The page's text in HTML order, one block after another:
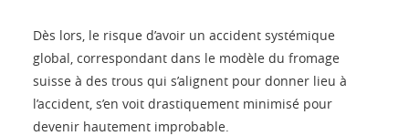
Dès lors, le risque d’avoir un accident systémique
global, correspondant dans le modèle du fromage
suisse à des trous qui s’alignent pour donner lieu à
l’accident, s’en voit drastiquement minimisé pour
devenir hautement improbable.